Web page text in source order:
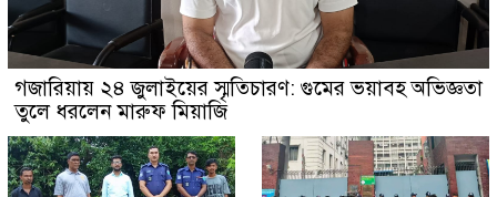
গজারিয়ায় ২৪ জুলাইয়ের স্মৃতিচারণ: গুমের ভয়াবহ অভিজ্ঞতা
তুলে ধরলেন মারুফ মিয়াজি